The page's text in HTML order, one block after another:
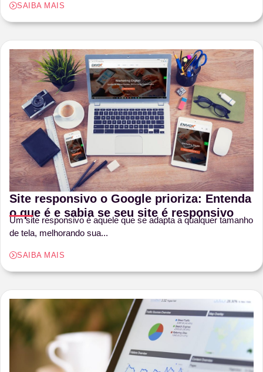
SAIBA MAIS
Site responsivo o Google prioriza: Entenda
o que é e sabia se seu site é responsivo
Um site responsivo é aquele que se adapta a qualquer tamanho
de tela, melhorando sua...
SAIBA MAIS